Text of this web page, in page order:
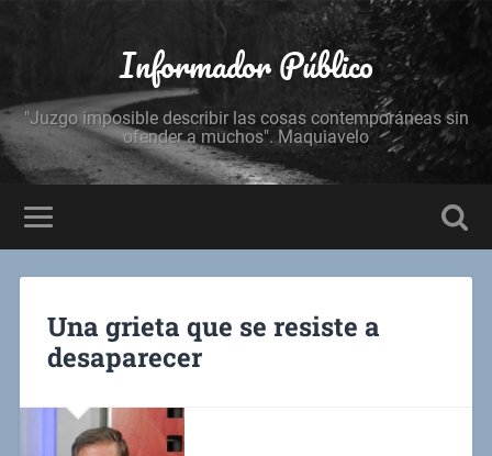
Informador Público
"Juzgo imposible describir las cosas contemporáneas sin
ofender a muchos". Maquiavelo
Una grieta que se resiste a
desaparecer